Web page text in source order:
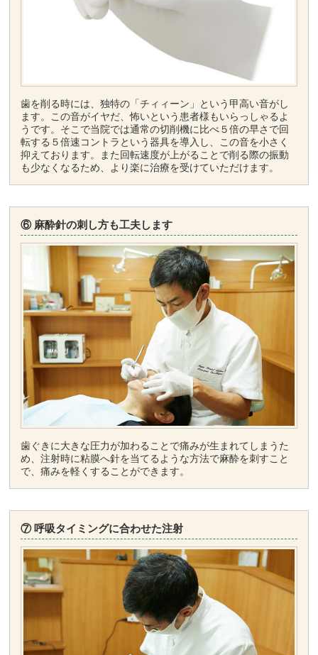
歯を削る時には、独特の「チィィーン」という甲高い音がし
ます。この音がイヤだ、怖いという患者様もいらっしゃるよ
うです。そこで当院では通常の切削機に比べ５倍の早さで回
転する５倍速コントラという器具を導入し、この音を小さく
抑えております。また回転速度が上がることで削る際の振動
も少なくなるため、より楽に治療を受けていただけます。
⑥ 麻酔針の刺し方も工夫します
歯ぐきに大きな圧力が加わることで痛みが生まれてしまうた
め、注射時に粘膜へ針を当てるような方法で麻酔を刺すこと
で、痛みを軽くすることができます。
⑦ 呼吸タイミングに合わせた注射